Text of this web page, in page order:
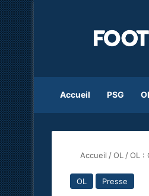
Accueil PSG
Accueil /OL /OL :
OL Presse